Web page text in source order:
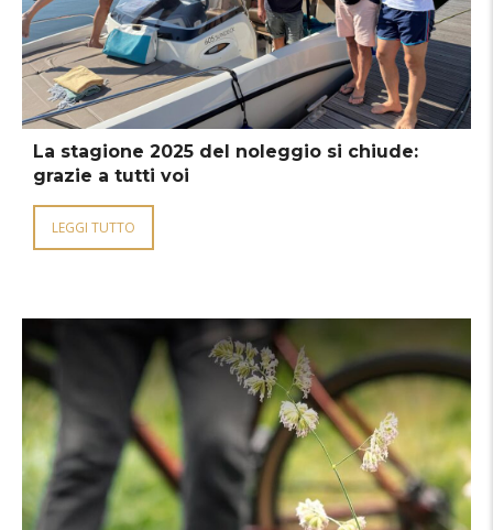
La stagione 2025 del noleggio si chiude:
grazie a tutti voi
LEGGI TUTTO